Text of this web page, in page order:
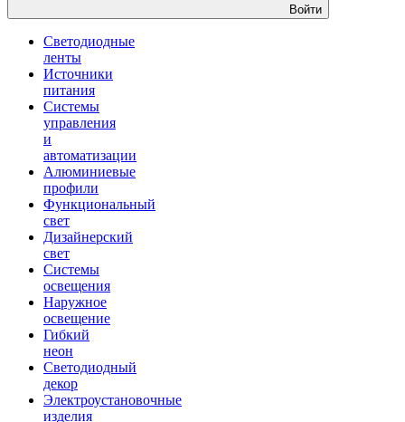
Войти
Светодиодные
ленты
Источники
питания
Системы
управления
и
автоматизации
Алюминиевые
профили
Функциональный
свет
Дизайнерский
свет
Системы
освещения
Наружное
освещение
Гибкий
неон
Светодиодный
декор
Электроустановочные
изделия